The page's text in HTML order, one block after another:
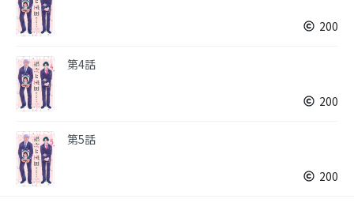
200
第4話
200
第5話
200